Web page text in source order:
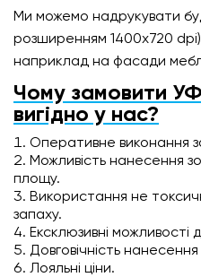
Ми можемо надрукувати
розширенням 1400х720
наприклад на фасади
Чому замовити
вигідно у нас?
Оперативне виконання
Можливість нанесення
площу.
Використання не
запаху.
Ексклюзивні можливості
Довговічність
Лояльні ціни.